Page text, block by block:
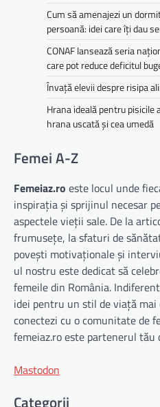
Cum să amenajezi un
persoană: idei care îți dau
CONAF lansează seria
care pot reduce deficitul
Învață elevii despre risipa
Hrana ideală pentru pisicile
hrana uscată și cea umedă
Femei A-Z
Femeiaz.ro este locul unde
inspirația și sprijinul necesar
aspectele vieții sale. De la
frumusețe, la sfaturi de
povești motivaționale și
ul nostru este dedicat să
femeile din România.
idei pentru un stil de viață
conectezi cu o comunitate de
femeiaz.ro este partenerul tău
Mastodon
Categorii